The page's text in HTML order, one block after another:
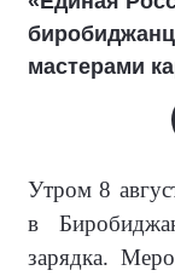
мастерами
Утром 8
в
зарядка.